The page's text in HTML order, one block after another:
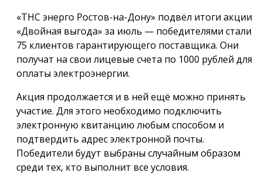
«ТНС энерго Ростов-на-Дону» подвёл итоги акции
«Двойная выгода» за июль — победителями стали
75 клиентов гарантирующего поставщика. Они
получат на свои лицевые счета по 1000 рублей для
оплаты электроэнергии.
Акция продолжается и в ней ещё можно принять
участие. Для этого необходимо подключить
электронную квитанцию любым способом и
подтвердить адрес электронной почты.
Победители будут выбраны случайным образом
среди тех, кто выполнит все условия.